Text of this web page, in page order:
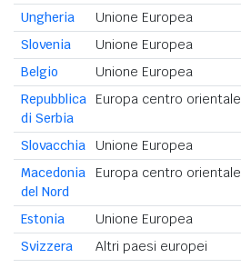
Ungheria
Unione Europea
Slovenia
Unione Europea
Belgio
Unione Europea
Repubblica
di Serbia
Europa centro orientale
Slovacchia Unione Europea
Macedonia
del Nord
Europa centro orientale
Estonia Unione Europea
Svizzera
Altri paesi europei